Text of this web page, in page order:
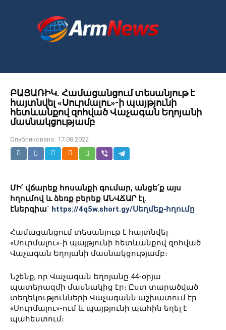
ԲԱՑԱՌԻԿ․ Համացանցում տեսանյութ է
հայտնվել «Սուրմալու»-ի պայթյունի
հետևանքով զոհված Վաչագան Եղոյանի
մասնակցությամբ
Опубликовано: 17.08.2022
ՄԻ՛ վճարեք հոսանքի գումար, անցե՛ք այս
հղումով և ձեռք բերեք ԱՆՎՃԱՐ էլ.
էներգիա` https://4q5w.short.gy/Սեղմեք֊հղումը
Համացանցում տեսանյութ է հայտնվել
«Սուրմալու»-ի պայթյունի հետևանքով զոհված
Վաչագան Եղոյանի մասնակցությամբ։
Նշենք, որ Վաչագան Եղոյանը 44-օրյա
պատերազմի մասնակից էր։ Ըստ տարածված
տեղեկությունների Վաչագանն աշխատում էր
«Սուրմալու»-ում և պայթյունի պահին եղել է
պահեստում։